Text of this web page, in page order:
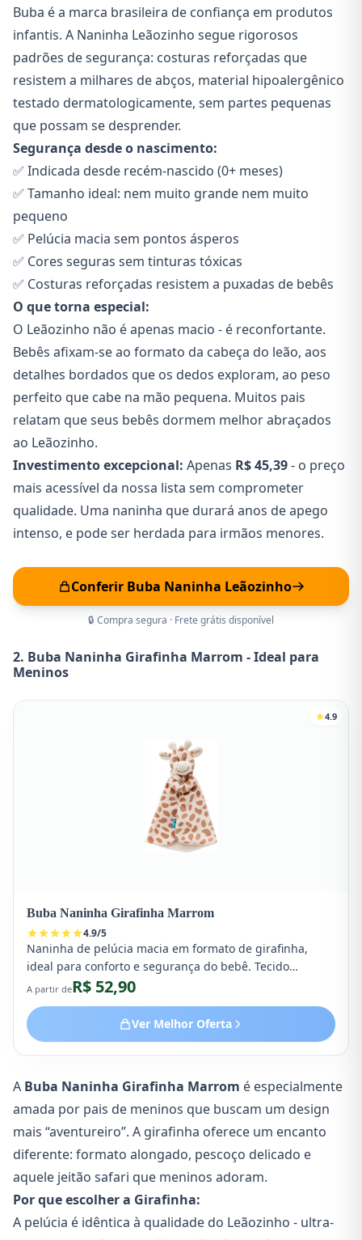
Buba é a marca brasileira de confiança em produtos
infantis. A Naninha Leãozinho segue rigorosos
padrões de segurança: costuras reforçadas que
resistem a milhares de abços, material hipoalergênico
testado dermatologicamente, sem partes pequenas
que possam se desprender.
Segurança desde o nascimento:
✅ Indicada desde recém-nascido (0+ meses)
✅ Tamanho ideal: nem muito grande nem muito
pequeno
✅ Pelúcia macia sem pontos ásperos
✅ Cores seguras sem tinturas tóxicas
✅ Costuras reforçadas resistem a puxadas de bebês
O que torna especial:
O Leãozinho não é apenas macio - é reconfortante.
Bebês afixam-se ao formato da cabeça do leão, aos
detalhes bordados que os dedos exploram, ao peso
perfeito que cabe na mão pequena. Muitos pais
relatam que seus bebês dormem melhor abraçados
ao Leãozinho.
Investimento excepcional: Apenas R$ 45,39- o preço
mais acessível da nossa lista sem comprometer
qualidade. Uma naninha que durará anos de apego
intenso, e pode ser herdada para irmãos menores.
Conferir Buba Naninha Leãozinho
🔒 Compra segura · Frete grátis disponível
2. Buba Naninha Girafinha Marrom - Ideal para
Meninos
4.9
Buba Naninha Girafinha Marrom
4.9/5
Naninha de pelúcia macia em formato de girafinha,
ideal para conforto e segurança do bebê. Tecido
hipoalergênico, macio ao toque e seguro para recém-
A partir deR$ 52,90
Ver Melhor Oferta
A Buba Naninha Girafinha Marrom é especialmente
amada por pais de meninos que buscam um design
mais “aventureiro”. A girafinha oferece um encanto
diferente: formato alongado, pescoço delicado e
aquele jeitão safari que meninos adoram.
Por que escolher a Girafinha:
A pelúcia é idêntica à qualidade do Leãozinho - ultra-